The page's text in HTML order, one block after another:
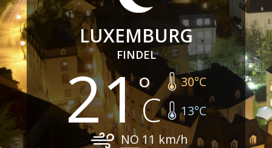
LUXEMBURG
FINDEL
21 30°C
13°C
NO 11 km/h